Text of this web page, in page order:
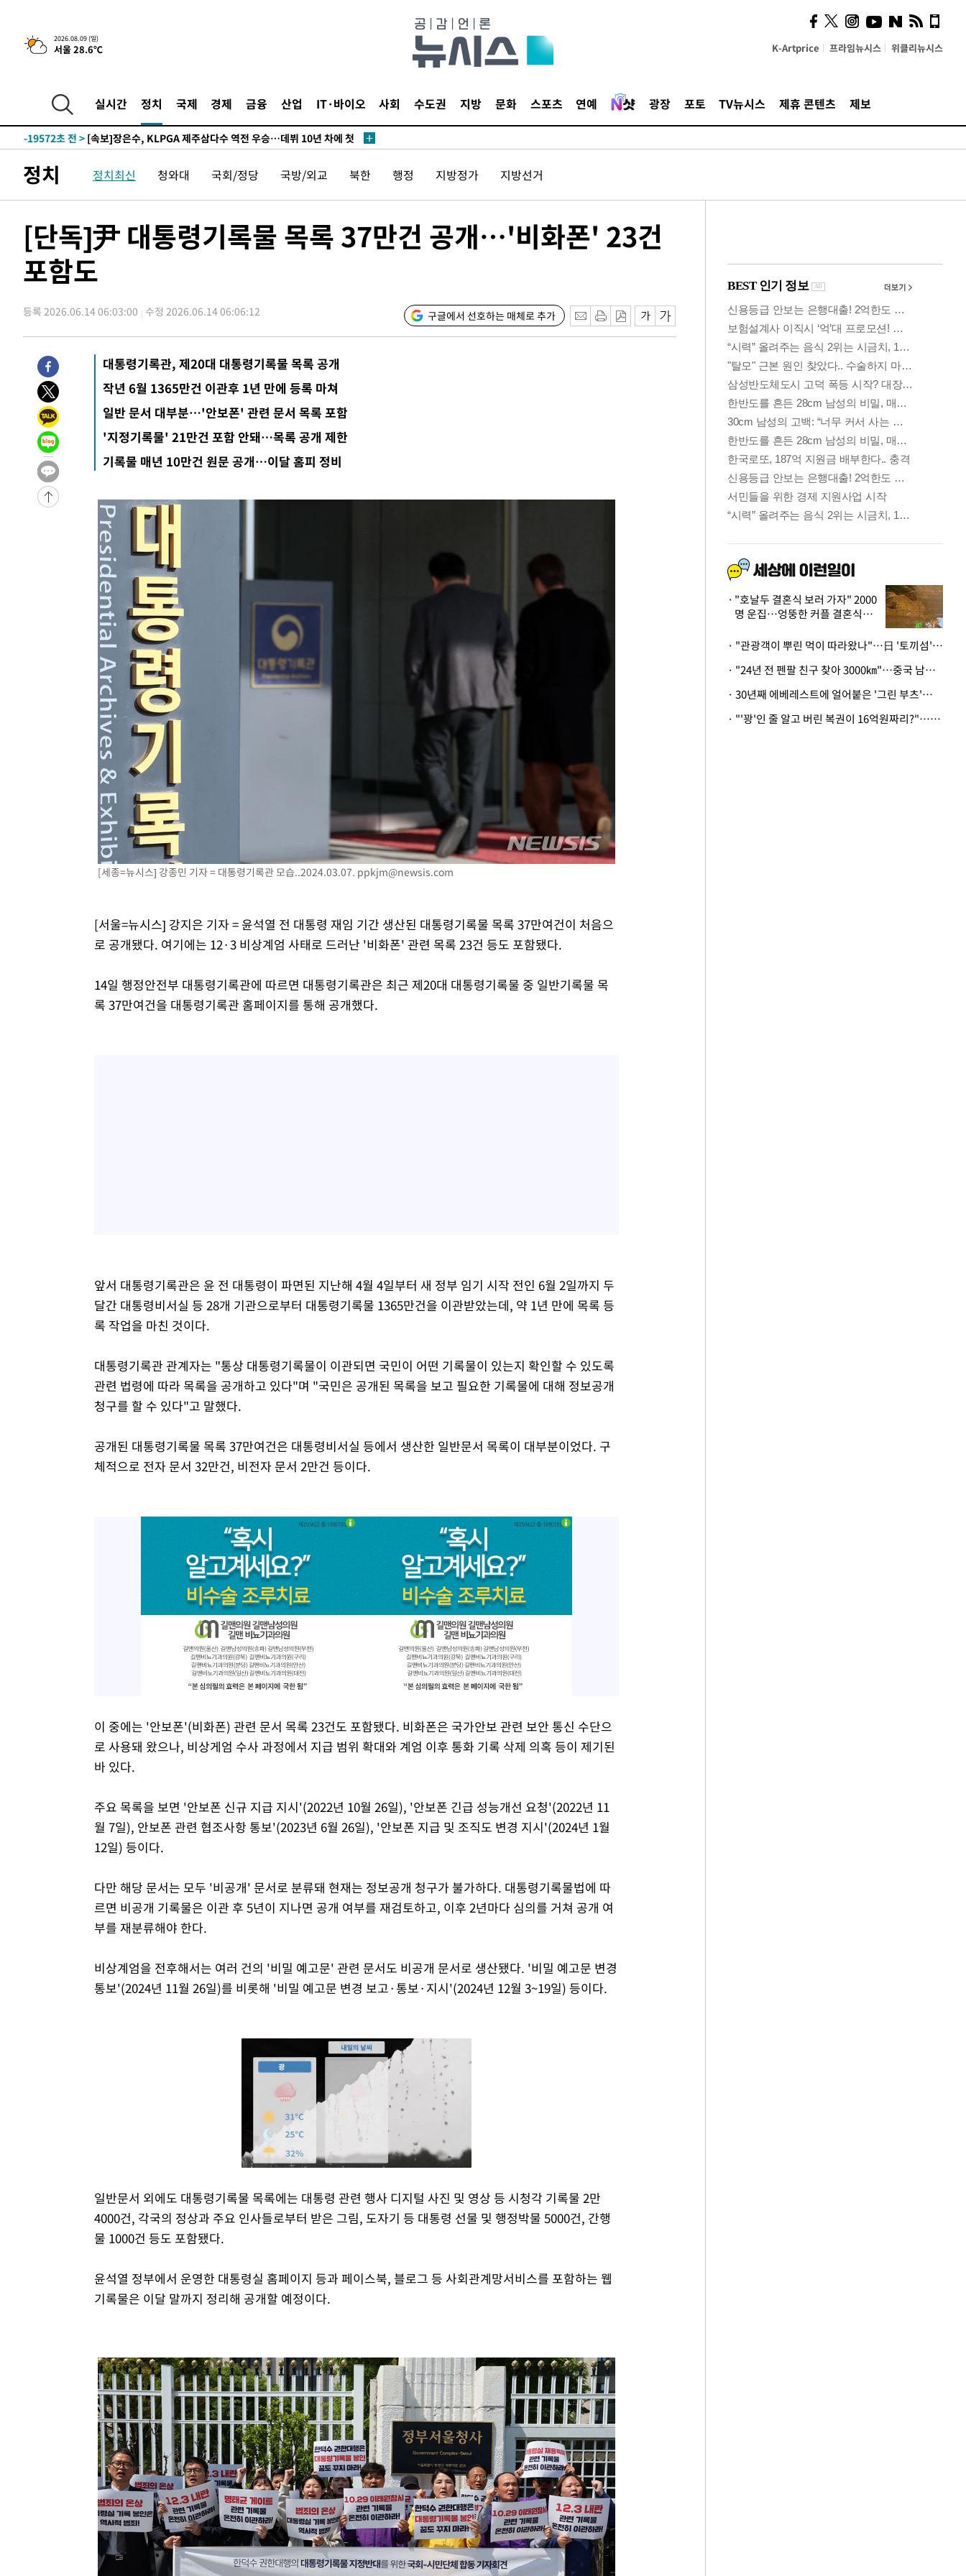
2026.08.09 (일)
서울 28.6℃ K-Artprice 프라임뉴시스 위클리뉴시스
실시간 정치 국제 경제 금융 산업 IT·바이오 사회 수도권 지방 문화 스포츠 연예 광장 포토 TV뉴시스 제휴 콘텐츠 제보
44.53%
-29506초 전 >[속보]與전대 권리당원투표…강원·경북 김민석, 대구 정청래 승리
-29313초 전 >[속보]與 당대표 경선, 경북 권리당원 투표 김민석 47.37%·정청래
46.35%
-29012초 전 >
[속보]與 당대표 경선, 강원 권리당원 투표 김민석 승리…50.30%
-26930초 전 >
-19572초 전 > [속보]장은수, KLPGA 제주삼다수 역전 우승…데뷔 10년 차에 첫
-14864초 전 >
손흥민, 68분 뛰고 2경기 침묵…LAFC, 톨루카에 1-0 승리(종합)
-14136초 전 >'2경기 연속 침묵' 손흥민, 톨루카전 68분만 뛰고 슈팅 0개
3분 전 >'여긴 20도, 저긴 50도'…열화상 카메라로 본 폭염 저감시설 '온도차'
12분 전 >콜롬비아 신임 우파 대통령 취임 하루만에 차량폭탄 폭발 사건
1시간 전 >튀르키예 외무장관, "메카 3국 방위협정은 이란이 목표 아냐 " 밝혀
3시간 전 >[속보]美중부 사령관, 이스라엘 긴급방문 다중화된 전선 상황 논의
4시간 전 >美 국방부, 켄달 전 공군장관 보안허가 취소…“에어포스원 기밀정보, 언
론 누출”
4시간 전 >
‘축구의 신’ 아르헨티나 축구 선수 메시의 부친 지병 별세
-31722초 전 >
AT마드리드 데뷔 앞둔 이강인, 맨시티전 선발 대신 '벤치 시작'
-30352초 전 >
44.40%
-29686초 전 >
與 강원·TK 당원투표 합산 김민석 46.01%로 승리…정청래
44.53%
-29526초 전 >
[속보]與전대 권리당원투표…강원·경북 김민석, 대구 정청래 승리
-29333초 전 >
[속보]與 당대표 경선, 경북 권리당원 투표 김민석 47.37%·정청래
45.71%
-29235초 전 >
46.35%
-29032초 전 >
[속보]與 당대표 경선, 강원 권리당원 투표 김민석 승리…50.30%
"일본축구협회, 대한축구협회 성 접대 의혹 심판 조사"
[속보]장은수, KLPGA 제주삼다수 역전 우승…데뷔 10년 차에 첫
"얼마나 더웠으면"…안동 물길공원서 헤엄친 구렁이 '소동'
손흥민, 68분 뛰고 2경기 침묵…LAFC, 톨루카에 1-0 승리(종합)
'2경기 연속 침묵' 손흥민, 톨루카전 68분만 뛰고 슈팅 0개
이강인, 오늘 서울서 AT마드리드 입단식…'전례 없는 특급대우'
'여긴 20도, 저긴 50도'…열화상 카메라로 본 폭염 저감시설 '온도차'
콜롬비아 신임 우파 대통령 취임 하루만에 차량폭탄 폭발 사건
튀르키예 외무장관, "메카 3국 방위협정은 이란이 목표 아냐 " 밝혀
이군이 불법 군시설 건설한 레바논 남부에서 레바논군 3명 폭발로 부상
[속보]美중부 사령관, 이스라엘 긴급방문 다중화된 전선 상황 논의
美 국방부, 켄달 전 공군장관 보안허가 취소…“에어포스원 기밀정보, 언
‘축구의 신’ 아르헨티나 축구 선수 메시의 부친 지병 별세
정치 정치최신 청와대 국회/정당 국방/외교 북한 행정 지방정가 지방선거
[단독]尹 대통령기록물 목록 37만건 공개…'비화폰' 23건
포함도
등록 2026.06.14 06:03:00 수정 2026.06.14 06:06:12 구글에서 선호하는 매체로 추가
대통령기록관, 제20대 대통령기록물 목록 공개
작년 6월 1365만건 이관후 1년 만에 등록 마쳐
일반 문서 대부분…'안보폰' 관련 문서 목록 포함
'지정기록물' 21만건 포함 안돼…목록 공개 제한
기록물 매년 10만건 원문 공개…이달 홈피 정비
[세종=뉴시스] 강종민 기자 = 대통령기록관 모습..2024.03.07. ppkjm@newsis.com
[서울=뉴시스] 강지은 기자 = 윤석열 전 대통령 재임 기간 생산된 대통령기록물 목록 37만여건이 처음으
로 공개됐다. 여기에는 12·3 비상계엄 사태로 드러난 '비화폰' 관련 목록 23건 등도 포함됐다.
14일 행정안전부 대통령기록관에 따르면 대통령기록관은 최근 제20대 대통령기록물 중 일반기록물 목
록 37만여건을 대통령기록관 홈페이지를 통해 공개했다.
앞서 대통령기록관은 윤 전 대통령이 파면된 지난해 4월 4일부터 새 정부 임기 시작 전인 6월 2일까지 두
달간 대통령비서실 등 28개 기관으로부터 대통령기록물 1365만건을 이관받았는데, 약 1년 만에 목록 등
록 작업을 마친 것이다.
대통령기록관 관계자는 "통상 대통령기록물이 이관되면 국민이 어떤 기록물이 있는지 확인할 수 있도록
관련 법령에 따라 목록을 공개하고 있다"며 "국민은 공개된 목록을 보고 필요한 기록물에 대해 정보공개
청구를 할 수 있다"고 말했다.
공개된 대통령기록물 목록 37만여건은 대통령비서실 등에서 생산한 일반문서 목록이 대부분이었다. 구
체적으로 전자 문서 32만건, 비전자 문서 2만건 등이다.
이 중에는 '안보폰'(비화폰) 관련 문서 목록 23건도 포함됐다. 비화폰은 국가안보 관련 보안 통신 수단으
로 사용돼 왔으나, 비상게엄 수사 과정에서 지급 범위 확대와 계엄 이후 통화 기록 삭제 의혹 등이 제기된
바 있다.
주요 목록을 보면 '안보폰 신규 지급 지시'(2022년 10월 26일), '안보폰 긴급 성능개선 요청'(2022년 11
월 7일), 안보폰 관련 협조사항 통보'(2023년 6월 26일), '안보폰 지급 및 조직도 변경 지시'(2024년 1월
12일) 등이다.
다만 해당 문서는 모두 '비공개' 문서로 분류돼 현재는 정보공개 청구가 불가하다. 대통령기록물법에 따
르면 비공개 기록물은 이관 후 5년이 지나면 공개 여부를 재검토하고, 이후 2년마다 심의를 거쳐 공개 여
부를 재분류해야 한다.
비상계엄을 전후해서는 여러 건의 '비밀 예고문' 관련 문서도 비공개 문서로 생산됐다. '비밀 예고문 변경
통보'(2024년 11월 26일)를 비롯해 '비밀 예고문 변경 보고·통보·지시'(2024년 12월 3~19일) 등이다.
Mute
일반문서 외에도 대통령기록물 목록에는 대통령 관련 행사 디지털 사진 및 영상 등 시청각 기록물 2만
4000건, 각국의 정상과 주요 인사들로부터 받은 그림, 도자기 등 대통령 선물 및 행정박물 5000건, 간행
물 1000건 등도 포함됐다.
윤석열 정부에서 운영한 대통령실 홈페이지 등과 페이스북, 블로그 등 사회관계망서비스를 포함하는 웹
기록물은 이달 말까지 정리해 공개할 예정이다.
사이 해답 찾았죠"…알을
깨고 나온 '초자아'
"호날두 결혼식 보러 가자" 2000
명 운집…엉뚱한 커플 결혼식에
· "관광객이 뿌린 먹이 따라왔나"…日 '토끼섬' 멧돼지, 토끼까지 사냥
· "24년 전 펜팔 친구 찾아 3000㎞"…중국 남성 사연에 '뭉클'
· 30년째 에베레스트에 얼어붙은 '그린 부츠'…드디어 가족 품으로
· "'꽝'인 줄 알고 버린 복권이 16억원짜리?"…극적으로 되찾은 사연